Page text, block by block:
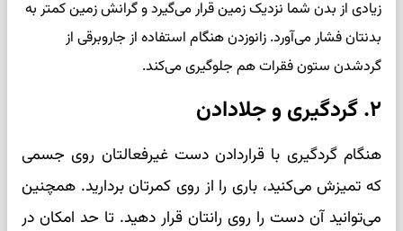
زیادی از بدن شما نزدیک زمین قرار می‌گیرد و گرانش زمین کمتر به
بدنتان فشار می‌آورد. زانوزدن هنگام استفاده از جاروبرقی از
گردشدن ستون فقرات هم جلوگیری می‌کند.
۲. گردگیری و جلا‌دادن
هنگام گردگیری با قراردادن دست غیرفعالتان روی جسمی
که تمیزش می‌کنید، باری را از روی کمرتان بردارید. همچنین
می‌توانید آن دست را روی رانتان قرار دهید. تا حد امکان در